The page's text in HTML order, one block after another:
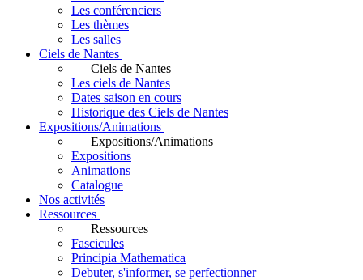
Les conférenciers
Les thèmes
Les salles
Ciels de Nantes
Ciels de Nantes
Les ciels de Nantes
Dates saison en cours
Historique des Ciels de Nantes
Expositions/Animations
Expositions/Animations
Expositions
Animations
Catalogue
Nos activités
Ressources
Ressources
Fascicules
Principia Mathematica
Debuter, s'informer, se perfectionner